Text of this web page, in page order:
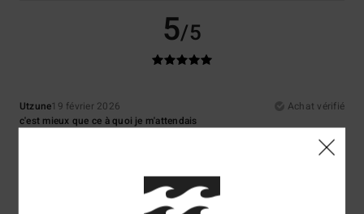
5/5
Utzune19 février 2026
Achat vérifié
c'est mieux que ce à quoi je m'attendais
: 5/5
Je recommande ce produit